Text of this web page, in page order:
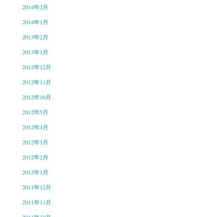
2014年2月
2014年1月
2013年2月
2013年1月
2012年12月
2012年11月
2012年10月
2012年5月
2012年4月
2012年3月
2012年2月
2012年1月
2011年12月
2011年11月